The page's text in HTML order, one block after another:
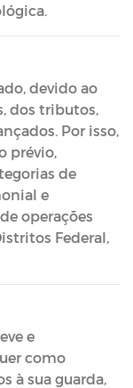
devido ao
dos tributos,
Por isso,
prévio,
de
e
operações
Federal,
e
como
à sua guarda,